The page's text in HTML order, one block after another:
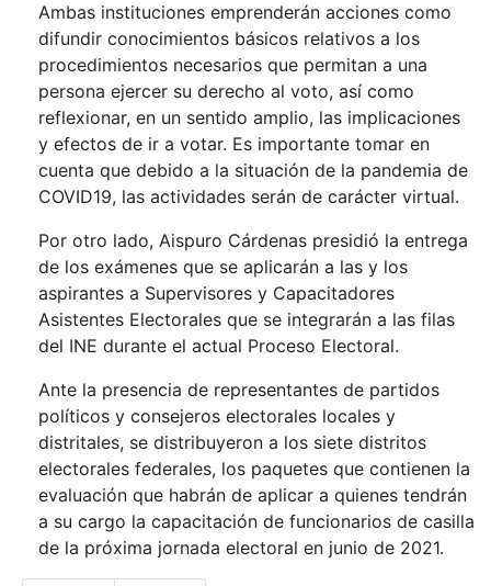
Ambas instituciones emprenderán acciones como
difundir conocimientos básicos relativos a los
procedimientos necesarios que permitan a una
persona ejercer su derecho al voto, así como
reflexionar, en un sentido amplio, las implicaciones
y efectos de ir a votar. Es importante tomar en
cuenta que debido a la situación de la pandemia de
COVID19, las actividades serán de carácter virtual.
Por otro lado, Aispuro Cárdenas presidió la entrega
de los exámenes que se aplicarán a las y los
aspirantes a Supervisores y Capacitadores
Asistentes Electorales que se integrarán a las filas
del INE durante el actual Proceso Electoral.
Ante la presencia de representantes de partidos
políticos y consejeros electorales locales y
distritales, se distribuyeron a los siete distritos
electorales federales, los paquetes que contienen la
evaluación que habrán de aplicar a quienes tendrán
a su cargo la capacitación de funcionarios de casilla
de la próxima jornada electoral en junio de 2021.